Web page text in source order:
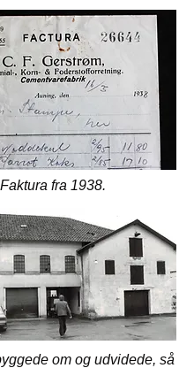
Faktura fra 1938.
om og udvidede, så